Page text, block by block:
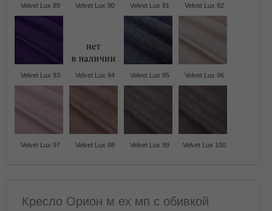
Velvet Lux 89 Velvet Lux 90 Velvet Lux 91 Velvet Lux 92
Velvet Lux 93 Velvet Lux 94 Velvet Lux 95 Velvet Lux 96
Velvet Lux 97 Velvet Lux 98 Velvet Lux 99 Velvet Lux 100
Кресло Орион м ех мп с обивкой